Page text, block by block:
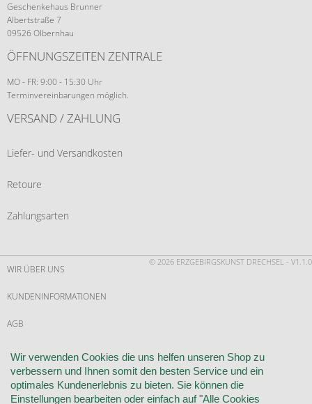
Geschenkehaus Brunner
Albertstraße 7
09526 Olbernhau
ÖFFNUNGSZEITEN ZENTRALE
MO - FR: 9:00 - 15:30 Uhr
Terminvereinbarungen möglich.
VERSAND / ZAHLUNG
Liefer- und Versandkosten
Retoure
Zahlungsarten
© 2026 ERZGEBIRGSKUNST DRECHSEL - V1.1.0
WIR ÜBER UNS
KUNDENINFORMATIONEN
AGB
WIDERRUF
VERTRAG WIDERRUFEN
Wir verwenden Cookies die uns helfen unseren Shop zu
verbessern und Ihnen somit den besten Service und ein
optimales Kundenerlebnis zu bieten. Sie können die
Einstellungen bearbeiten oder einfach auf "Alle Cookies